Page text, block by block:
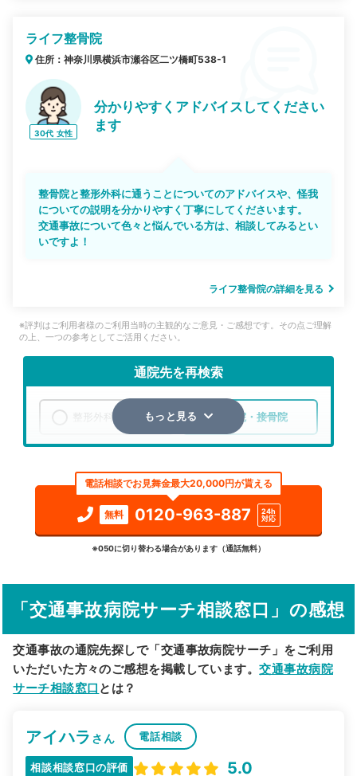
ライフ整骨院
住所：神奈川県横浜市瀬谷区二ツ橋町538-1
30代 女性
分かりやすくアドバイスしてください
ます
整骨院と整形外科に通うことについてのアドバイスや、怪我
についての説明を分かりやすく丁寧にしてくださいます。
交通事故について色々と悩んでいる方は、相談してみるとい
いですよ！
ライフ整骨院の詳細を見る
※評判はご利用者様のご利用当時の主観的なご意見・ご感想です。その点ご理解
の上、一つの参考としてご活用ください。
通院先を再検索
整形外科 整骨院・接骨院
検索する
詳細条件で絞り込む
駅から探す 院名から探す
もっと見る
電話相談でお見舞金最大20,000円が貰える
無料 0120-963-887
24h
対応
※050に切り替わる場合があります（通話無料）
「交通事故病院サーチ相談窓口」の感想
交通事故の通院先探しで「交通事故病院サーチ」をご利用
いただいた方々のご感想を掲載しています。交通事故病院
サーチ相談窓口 とは？
アイハラ さん 電話相談
相談相談窓口の評価 5.0